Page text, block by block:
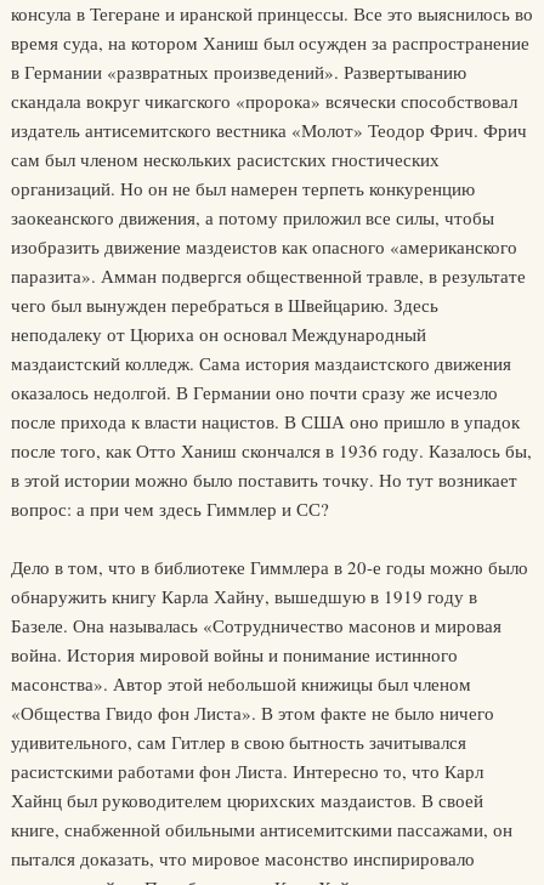
консула в Тегеране и иранской принцессы. Все это выяснилось во
время суда, на котором Ханиш был осужден за распространение
в Германии «развратных произведений». Развертыванию
скандала вокруг чикагского «пророка» всячески способствовал
издатель антисемитского вестника «Молот» Теодор Фрич. Фрич
сам был членом нескольких расистских гностических
организаций. Но он не был намерен терпеть конкуренцию
заокеанского движения, а потому приложил все силы, чтобы
изобразить движение маздеистов как опасного «американского
паразита». Амман подвергся общественной травле, в результате
чего был вынужден перебраться в Швейцарию. Здесь
неподалеку от Цюриха он основал Международный
маздаистский колледж. Сама история маздаистского движения
оказалось недолгой. В Германии оно почти сразу же исчезло
после прихода к власти нацистов. В США оно пришло в упадок
после того, как Отто Ханиш скончался в 1936 году. Казалось бы,
в этой истории можно было поставить точку. Но тут возникает
вопрос: а при чем здесь Гиммлер и СС?
Дело в том, что в библиотеке Гиммлера в 20-е годы можно было
обнаружить книгу Карла Хайну, вышедшую в 1919 году в
Базеле. Она называлась «Сотрудничество масонов и мировая
война. История мировой войны и понимание истинного
масонства». Автор этой небольшой книжицы был членом
«Общества Гвидо фон Листа». В этом факте не было ничего
удивительного, сам Гитлер в свою бытность зачитывался
расистскими работами фон Листа. Интересно то, что Карл
Хайнц был руководителем цюрихских маздаистов. В своей
книге, снабженной обильными антисемитскими пассажами, он
пытался доказать, что мировое масонство инспирировало